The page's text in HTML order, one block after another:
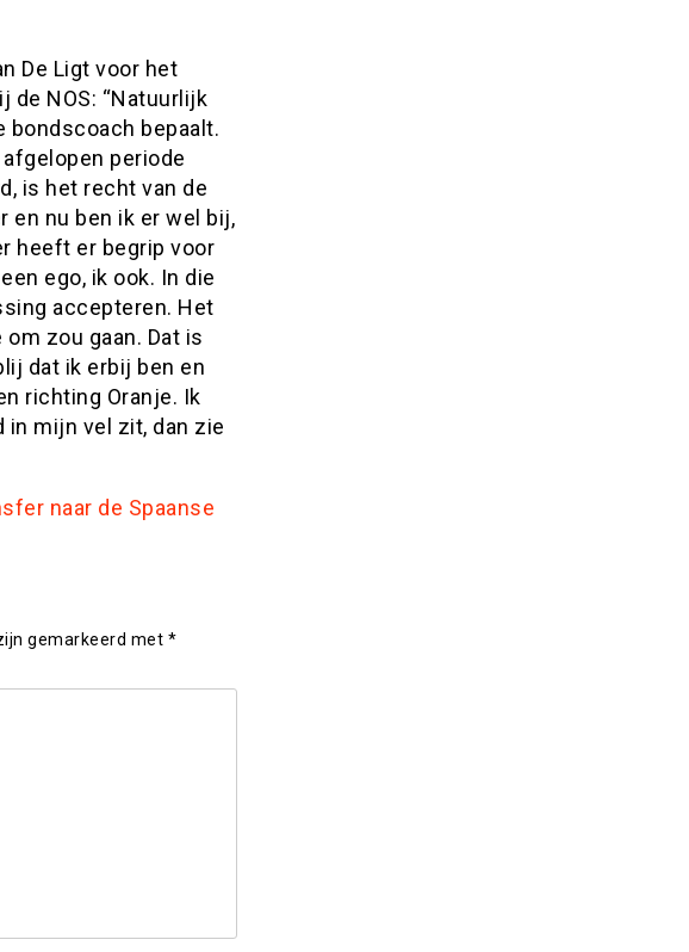
De Ligt voor het
de NOS: “Natuurlijk
bondscoach bepaalt.
periode
is het recht van de
en nu ben ik er wel bij,
heeft er begrip voor
ego, ik ook. In die
accepteren. Het
zou gaan. Dat is
dat ik erbij ben en
richting Oranje. Ik
in mijn vel zit, dan zie
naar de Spaanse
gemarkeerd met *